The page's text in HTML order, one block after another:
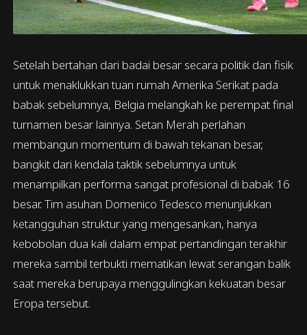
Setelah bertahan dari badai besar secara politik dan fisik
untuk menaklukkan tuan rumah Amerika Serikat pada
babak sebelumnya, Belgia melangkah ke perempat final
turnamen besar lainnya. Setan Merah perlahan
membangun momentum di bawah tekanan besar,
bangkit dari kendala taktik sebelumnya untuk
menampilkan performa sangat profesional di babak 16
besar. Tim asuhan Domenico Tedesco menunjukkan
ketangguhan struktur yang mengesankan, hanya
kebobolan dua kali dalam empat pertandingan terakhir
mereka sambil terbukti mematikan lewat serangan balik
saat mereka berupaya menggulingkan kekuatan besar
Eropa tersebut.